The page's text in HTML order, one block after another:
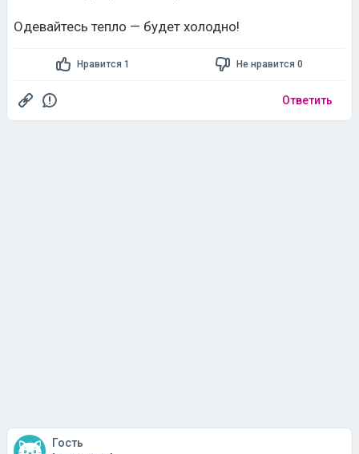
Одевайтесь тепло — будет холодно!
Нравится 1 Не нравится 0
Ответить
Гость